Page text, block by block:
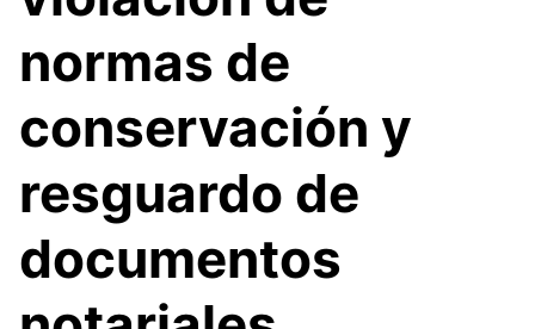
normas de
conservación y
resguardo de
documentos